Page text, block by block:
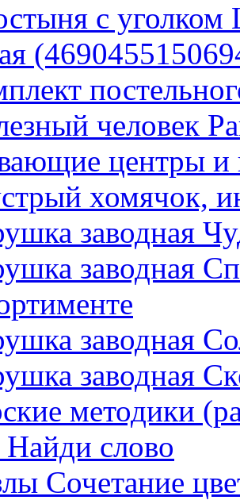
с
человек
центры и
хомячок,
заводная
заводная
заводная
заводная
методики
слово
Сочетание